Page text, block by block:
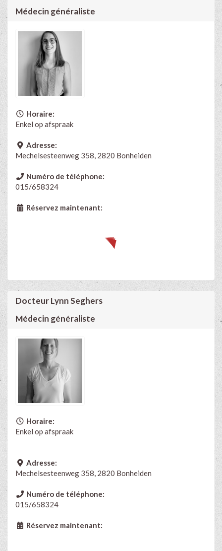
Médecin généraliste
Horaire:
Enkel op afspraak
Adresse:
Mechelsesteenweg 358, 2820 Bonheiden
Numéro de téléphone:
015/658324
Réservez maintenant:
Docteur Lynn Seghers
Médecin généraliste
Horaire:
Enkel op afspraak
Adresse:
Mechelsesteenweg 358, 2820 Bonheiden
Numéro de téléphone:
015/658324
Réservez maintenant: